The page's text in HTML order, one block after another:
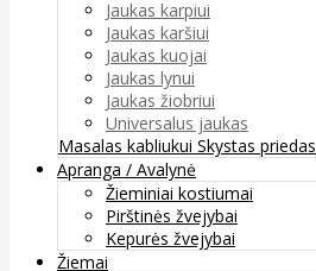
Jaukas karpiui
Jaukas karšiui
Jaukas kuojai
Jaukas lynui
Jaukas žiobriui
Universalus jaukas
Masalas kabliukui Skystas priedas
Apranga / Avalynė
Žieminiai kostiumai
Pirštinės žvejybai
Kepurės žvejybai
Žiemai